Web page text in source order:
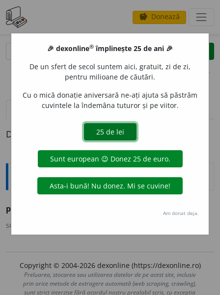
savings Donează
clear
opțiuni
definiții (1) pronunțievolume_up (9)
Definiția cu ID-ul 737359:
Ortografice DOOM
pil
sursa:
Copyright © 2004-2026 dexonline (https://dexonline.ro)
Preluarea, stocarea sau utilizarea datelor de pe acest site, inclusiv
prin orice metode de extragere automată (web scraping, crawling),
sunt strict interzise fără acordul nostru prealabil scris, cu excepția
🎉 dexonline® împlinește 25 de ani 🎉
De un sfert de secol suntem aici, gratuit, zi de zi,
pentru milioane de căutări.
Cu o mică donație aniversară ne-ați ajuta să păstrăm
cuvintele la îndemâna tuturor și pe viitor.
Am donat deja.